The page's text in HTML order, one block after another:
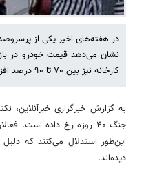
در هفته‌های اخیر یکی از
کارخانه نیز بین ۷۰ تا ۹۰ درصد افزایش داشته است.
به گزارش خبرگزاری
جنگ ۴۰ روزه رخ داده
این‌طور استدلال می‌کنند که
دیده‌اند.